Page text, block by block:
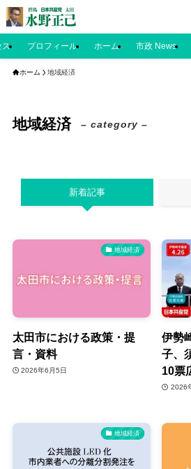
ス プロフィール ホーム 市政 News
ホーム 地域経済
地域経済 – category –
新着記事
地域経済
太田市における政策・提
言・資料
2026年6月5日
伊勢
子、
10票
2026
地域経済